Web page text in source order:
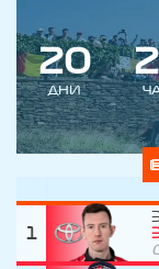
20
ДНИ
2
1